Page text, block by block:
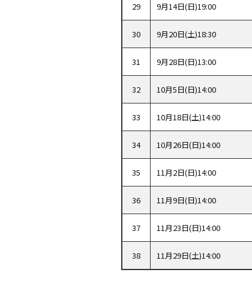
29 9月14日(日)19:00
30 9月20日(土)18:30
31 9月28日(日)13:00
32 10月5日(日)14:00
33 10月18日(土)14:00
34 10月26日(日)14:00
35 11月2日(日)14:00
36 11月9日(日)14:00
37 11月23日(日)14:00
38 11月29日(土)14:00